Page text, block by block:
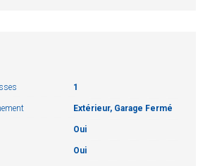
1
Extérieur, Garage Fermé
Oui
Oui